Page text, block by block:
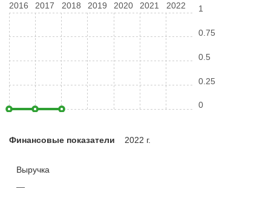
2016 2017 2018 2019 2020 2021 2022
0
0.25
0.5
0.75
1
Финансовые показатели 2022 г.
Выручка
—